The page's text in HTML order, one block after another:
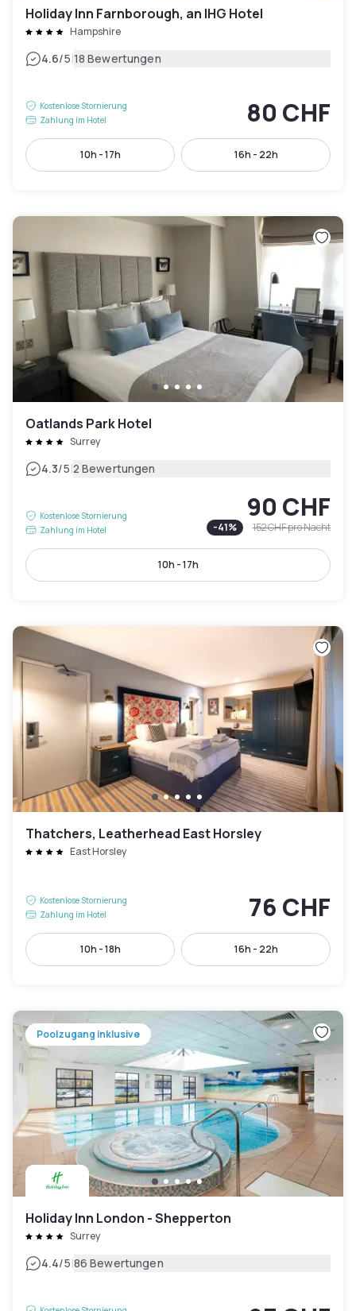
Holiday Inn Farnborough, an IHG Hotel
Hampshire
4.6/5|18 Bewertungen
Kostenlose Stornierung
Zahlung im Hotel
80 CHF
10h - 17h 16h - 22h
Oatlands Park Hotel
Surrey
4.3/5|2 Bewertungen
Kostenlose Stornierung
Zahlung im Hotel
90 CHF
-41% 152 CHFpro Nacht
10h - 17h
Thatchers, Leatherhead East Horsley
East Horsley
Kostenlose Stornierung
Zahlung im Hotel
76 CHF
10h - 18h 16h - 22h
Poolzugang inklusive
Holiday Inn London - Shepperton
Surrey
4.4/5|86 Bewertungen